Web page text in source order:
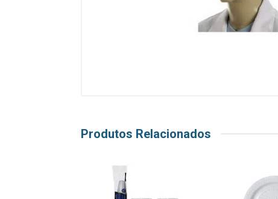
Produtos Relacionados